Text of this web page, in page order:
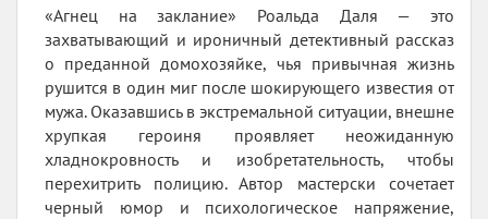
«Агнец на заклание» Роальда Даля — это
захватывающий и ироничный детективный рассказ
о преданной домохозяйке, чья привычная жизнь
рушится в один миг после шокирующего известия от
мужа. Оказавшись в экстремальной ситуации, внешне
хрупкая героиня проявляет неожиданную
хладнокровность и изобретательность, чтобы
перехитрить полицию. Автор мастерски сочетает
черный юмор и психологическое напряжение,